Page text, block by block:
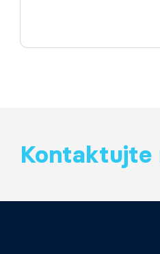
Kontaktujte